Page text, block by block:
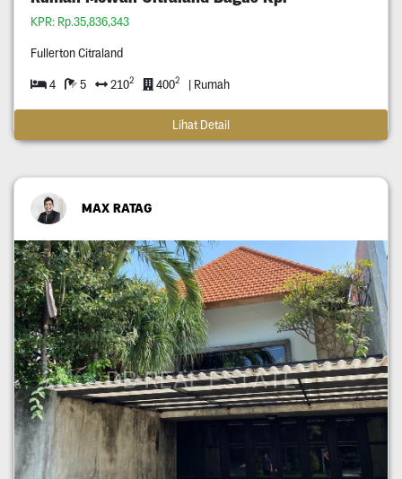
KPR: Rp.35,836,343
Fullerton Citraland
4 5 2102 4002 | Rumah
Lihat Detail
MAX RATAG